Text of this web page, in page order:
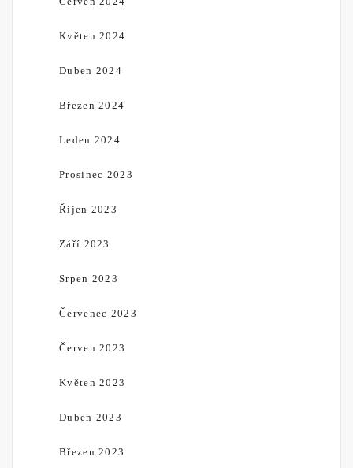
Květen 2024
Duben 2024
Březen 2024
Leden 2024
Prosinec 2023
Říjen 2023
Září 2023
Srpen 2023
Červenec 2023
Červen 2023
Květen 2023
Duben 2023
Březen 2023